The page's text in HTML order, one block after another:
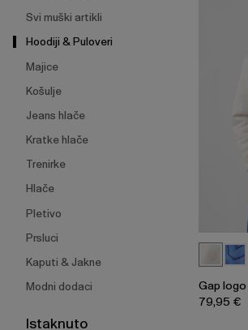
Svi muški artikli
Hoodiji & Puloveri
Majice
Košulje
Jeans hlače
Kratke hlače
Trenirke
Hlače
Pletivo
Prsluci
Kaputi & Jakne
Modni dodaci
Istaknuto
Gap
79,95 €